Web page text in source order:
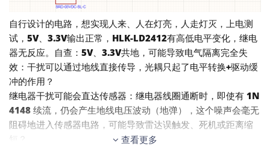
自行设计的电路，想实现人来、人在灯亮，人走灯灭，上电测
试，5V、3.3V输出正常，HLK-LD2412有高低电平变化，继电
器无反应。自查：5V、3.3V共地，可能导致电气隔离完全失
效：干扰可以通过地线直接传导，光耦只起了电平转换+驱动缓
冲的作用？
继电器干扰可能会直达传感器：继电器线圈通断时，即使有 1N
4148 续流，仍会产生地线电压波动（地弹），这个噪声会毫无
阻碍地进入传感器电路，可能导致雷达误触发、死机或距离缩
短？
查看更多